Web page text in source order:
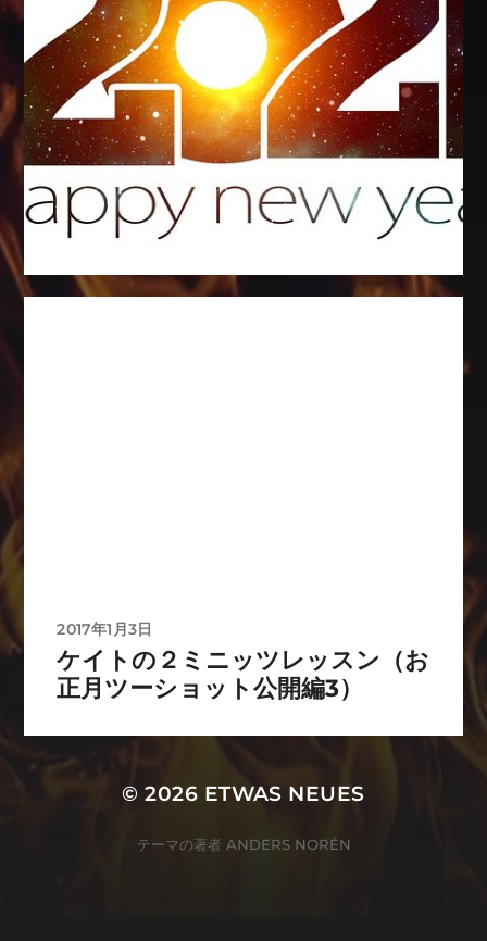
2017年1月3日
ケイトの２ミニッツレッスン（お
正月ツーショット公開編3）
© 2026 ETWAS NEUES
テーマの著者 ANDERS NORÉN